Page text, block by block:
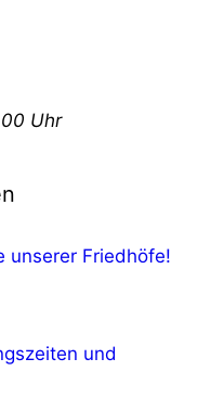
Uhr
unserer Friedhöfe!
und